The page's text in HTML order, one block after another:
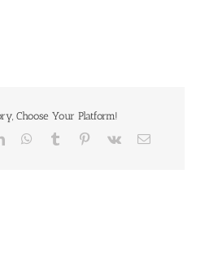
Choose Your Platform!
LinkedInWhatsApp
Tumblr Pinterest
Vk
E-